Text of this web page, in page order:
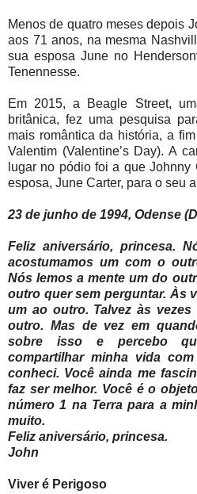
Menos de quatro meses depois
aos 71 anos, na mesma
sua esposa June no
Tenennesse.
Em 2015, a Beagle Street,
britânica, fez uma pesquisa
mais romântica da história, a
Valentim (Valentine’s Day). A
lugar no pódio foi a que
esposa, June Carter, para o seu
23 de junho de 1994, Odense
Feliz aniversário, princesa.
acostumamos um com o
Nós lemos a mente um do
outro quer sem perguntar. Às
um ao outro. Talvez às
outro. Mas de vez em
sobre isso e percebo
compartilhar minha vida
conheci. Você ainda me
faz ser melhor. Você é o
número 1 na Terra para a
muito.
Feliz aniversário, princesa.
John
Viver é Perigoso